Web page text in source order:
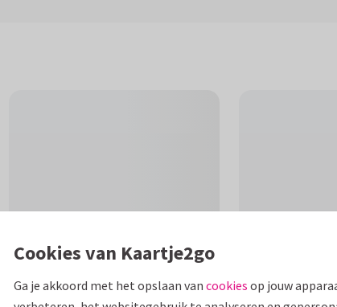
Cookies van Kaartje2go
Ga je akkoord met het opslaan van cookies op jouw